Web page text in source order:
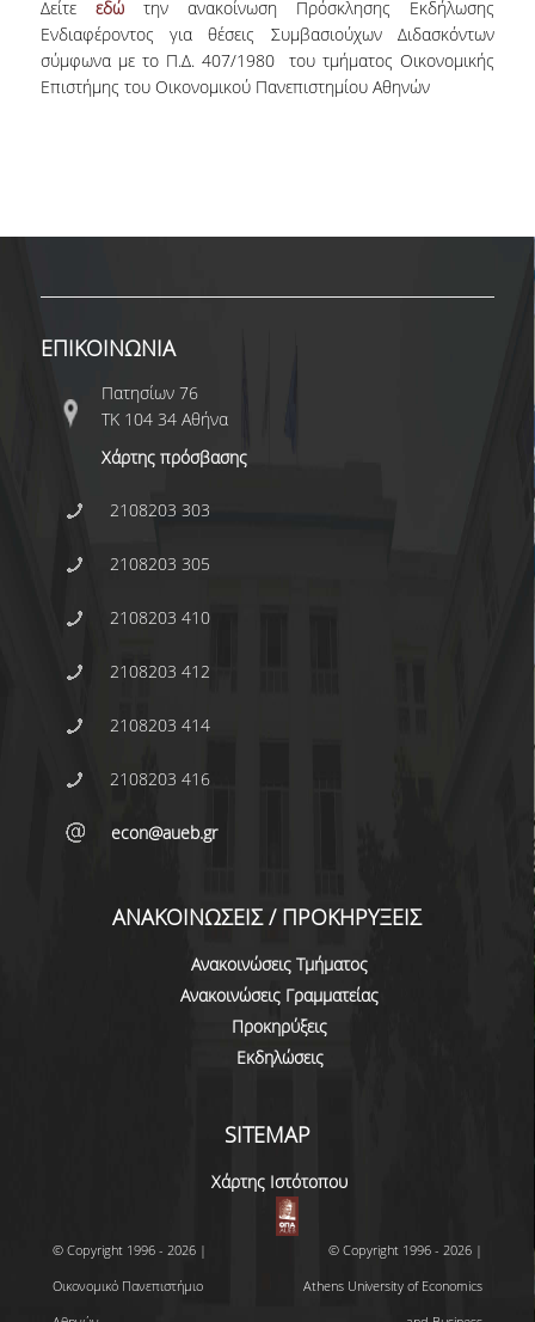
ΕΠΙΤΙΜΟΙ ΔΙΔΑΚΤΟΡΕΣ
ΜΕΤΑΔΙΔΑΚΤΟΡΕΣ
ΕΙΔΙΚΟ ΠΡΟΣΩΠΙΚΟ
ΕΠΙΣΤΗΜΟΝΙΚΟΙ ΣΥΝΕΡΓΑΤΕΣ
Ε.Τ.Ε.Π
ΔΙΟΙΚΗΤΙΚΟ ΠΡΟΣΩΠΙΚΟ
ΜΗΤΡΩΑ
ΑΛΛΑ ΤΜΗΜΑΤΑ
ΔΗΛΩΣΕΙΣ ΜΑΘΗΜΑΤΩΝ
ΓΕΝΙΚΕΣ ΠΛΗΡΟΦΟΡΙΕΣ
ΑΝΑΚΟΙΝΩΣΕΙΣ ΠΡΑΚΤΙΚΗΣ ΑΣΚΗΣΗΣ
ΚΑΘΗΓΗΤΕΣ-ΣΥΜΒΟΥΛΟΙ ΣΠΟΥΔΩΝ
ΔΙΑΔΙΚΑΣΙΑ ΠΑΡΑΠΟΝΩΝ ΦΟΙΤΗΤΩΝ
ΧΕΙΡΙΣΜΟΥ Η.Υ.
ΕΠΑΝΕΞΕΤΑΣΗ ΓΙΑ ΒΕΛΤΙΩΣΗ ΒΑΘΜΟΛΟΓΙΑΣ
ΔΙΚΑΙΩΜΑ ΓΙΑ ΠΡΟΦΟΡΙΚΗ ΕΞΕΤΑΣΗ
ΠΡΟΓΡΑΜΜΑ ΣΠΟΥΔΩΝ ΣΤΙΣ ΕΠΙΣΤΗΜΕΣ
Δείτε εδώτην ανακοίνωση Πρόσκλησης Εκδήλωσης
Ενδιαφέροντος για θέσεις Συμβασιούχων Διδασκόντων
σύμφωνα με το Π.Δ. 407/1980 του τμήματος Οικονομικής
Επιστήμης του Οικονομικού Πανεπιστημίου Αθηνών
ΕΠΙΚΟΙΝΩΝΙΑ
Πατησίων 76
ΤΚ 104 34 Αθήνα
Χάρτης πρόσβασης
2108203 303
2108203 305
2108203 410
2108203 412
2108203 414
2108203 416
econ@aueb.gr
ΑΝΑΚΟΙΝΩΣΕΙΣ / ΠΡΟΚΗΡΥΞΕΙΣ
Ανακοινώσεις Τμήματος
Ανακοινώσεις Γραμματείας
Προκηρύξεις
Εκδηλώσεις
SITEMAP
Χάρτης Ιστότοπου
© Copyright 1996 - 2026 |
Οικονομικό Πανεπιστήμιο
© Copyright 1996 - 2026 |
Athens University of Economics